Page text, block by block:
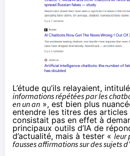
L’étude qu’ils relayaient,
informations répétées par les
en un an », est bien plus
entendre les titres des articles
consistait pas en effet à
principaux outils d’IA de
d’actualité, mais à tester « leur
fausses affirmations sur des sujets